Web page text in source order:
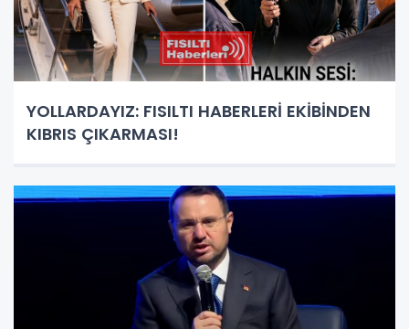
YOLLARDAYIZ: FISILTI HABERLERİ EKİBİNDEN
KIBRIS ÇIKARMASI!